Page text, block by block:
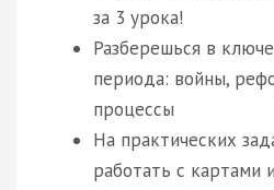
за 3 урока!
Разберешься в
периода: войны,
процессы
На практических
работать с картами